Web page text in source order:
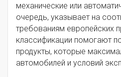
механические или
очередь, указывает на
требованиям европейских
классификации помогают
продукты, которые
автомобилей и условий